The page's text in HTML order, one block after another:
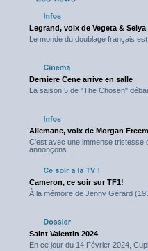
Legrand, voix de Vegeta & Seiya
Le monde du doublage français est
Derniere Cene arrive en salle
La saison 5 de "The Chosen"
Allemane, voix de Morgan
C'est avec une immense tristesse
annonçons...
Cameron, ce soir sur TF1!
À la mémoire de Jenny Gérard
Saint Valentin 2024
En ce jour du 14 Février 2024,